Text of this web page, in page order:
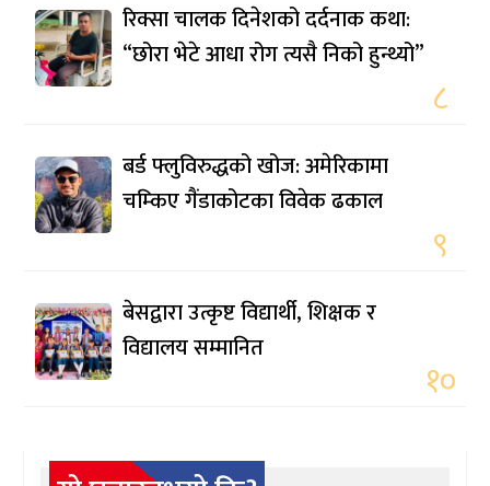
रिक्सा चालक दिनेशको दर्दनाक कथा:
“छोरा भेटे आधा रोग त्यसै निको हुन्थ्यो”
८
बर्ड फ्लुविरुद्धको खोज: अमेरिकामा
चम्किए गैंडाकोटका विवेक ढकाल
९
बेसद्वारा उत्कृष्ट विद्यार्थी, शिक्षक र
विद्यालय सम्मानित
१०